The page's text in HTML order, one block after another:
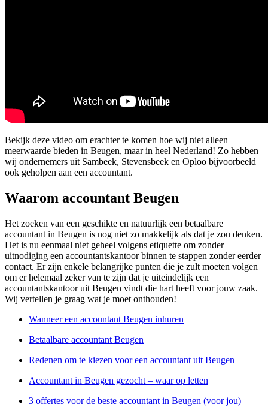
Bekijk deze video om erachter te komen hoe wij niet alleen
meerwaarde bieden in Beugen, maar in heel Nederland! Zo hebben
wij ondernemers uit Sambeek, Stevensbeek en Oploo bijvoorbeeld
ook geholpen aan een accountant.
Waarom accountant Beugen
Het zoeken van een geschikte en natuurlijk een betaalbare
accountant in Beugen is nog niet zo makkelijk als dat je zou denken.
Het is nu eenmaal niet geheel volgens etiquette om zonder
uitnodiging een accountantskantoor binnen te stappen zonder eerder
contact. Er zijn enkele belangrijke punten die je zult moeten volgen
om er helemaal zeker van te zijn dat je uiteindelijk een
accountantskantoor uit Beugen vindt die hart heeft voor jouw zaak.
Wij vertellen je graag wat je moet onthouden!
Wanneer een accountant Beugen inhuren
Betaalbare accountant Beugen
Redenen om te kiezen voor een accountant uit Beugen
Accountant in Beugen gezocht – waar op letten
3 offertes voor de beste accountant in Beugen (voor jou)